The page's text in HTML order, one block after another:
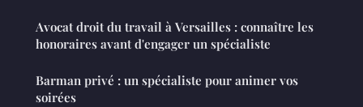
Avocat droit du travail à Versailles : connaître les
honoraires avant d'engager un spécialiste
Barman privé : un spécialiste pour animer vos
soirées